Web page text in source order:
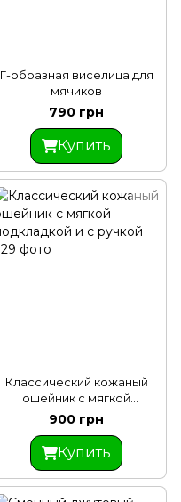
Г-образная виселица для
мячиков
790 грн
Купить
Классический кожаный
ошейник с мягкой
подкладкой и с ручкой
900 грн
Купить